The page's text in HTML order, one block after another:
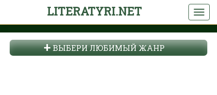
LITERATYRI.NET
ВЫБЕРИ ЛЮБИМЫЙ ЖАНР